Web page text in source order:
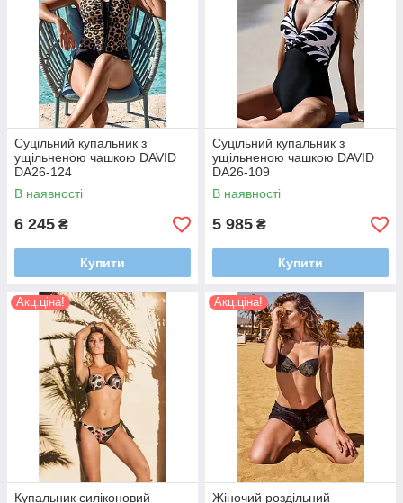
Суцільний купальник з
ущільненою чашкою DAVID
DA26-124
В наявності
6 245 ₴
Купити
Суцільний купальник з
ущільненою чашкою DAVID
DA26-109
В наявності
5 985 ₴
Купити
Акц.ціна!
Купальник силіконовий
Акц.ціна!
Жіночий роздільний